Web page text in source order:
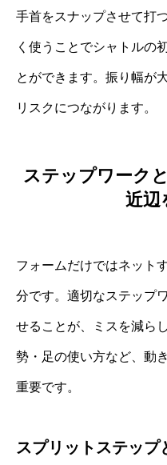
手首をスナップさせて打
く使うことでシャトルの
とができます。振り幅が
リスクにつながります。
ステップワーク
近辺
フォームだけではネット
分です。適切なステップ
せることが、ミスを減ら
勢・足の使い方など、動
重要です。
スプリットステップ